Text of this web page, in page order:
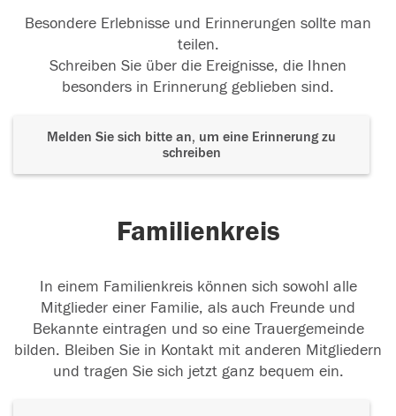
Besondere Erlebnisse und Erinnerungen sollte man
teilen.
Schreiben Sie über die Ereignisse, die Ihnen
besonders in Erinnerung geblieben sind.
Melden Sie sich bitte an, um eine Erinnerung zu
schreiben
Familienkreis
In einem Familienkreis können sich sowohl alle
Mitglieder einer Familie, als auch Freunde und
Bekannte eintragen und so eine Trauergemeinde
bilden. Bleiben Sie in Kontakt mit anderen Mitgliedern
und tragen Sie sich jetzt ganz bequem ein.